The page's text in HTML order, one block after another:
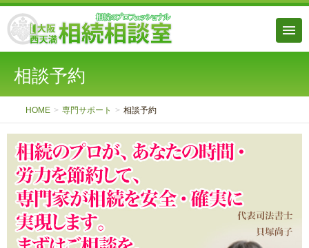
相談予約
HOME 専門サポート 相談予約